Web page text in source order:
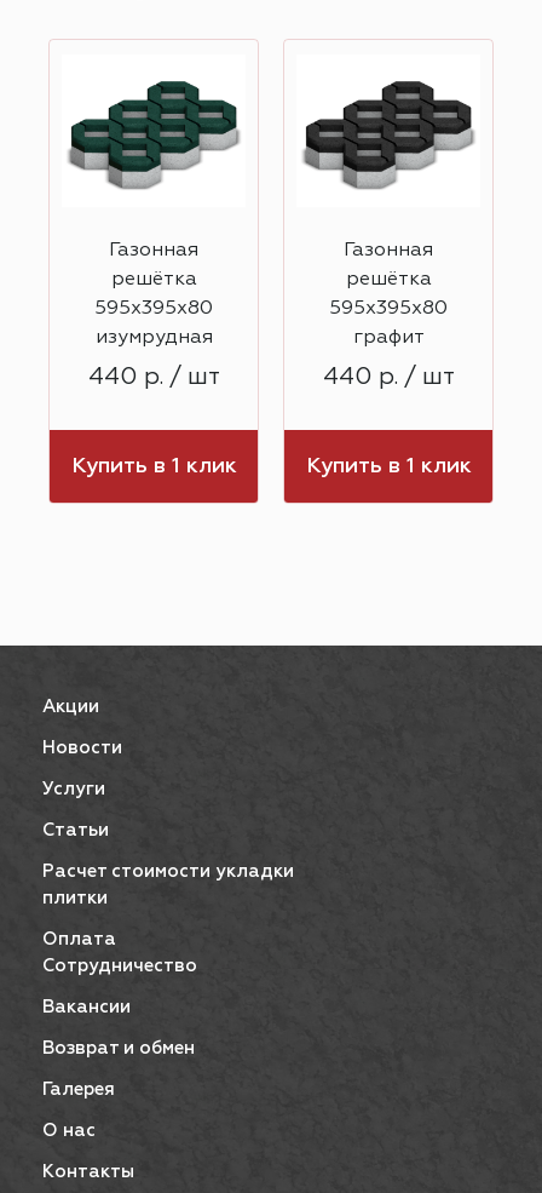
Газонная
решётка
595х395х80
изумрудная
440 р. / шт
Купить в 1 клик
Газонная
решётка
595х395х80
графит
440 р. / шт
Купить в 1 клик
Акции
Новости
Услуги
Статьи
Расчет стоимости укладки
плитки
Оплата
Сотрудничество
Вакансии
Возврат и обмен
Галерея
О нас
Контакты